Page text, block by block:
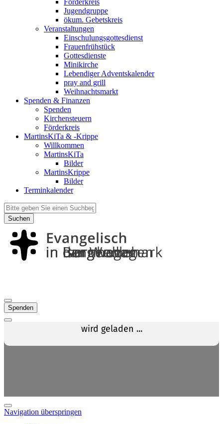
Jugendgruppe
ökum. Gebetskreis
Veranstaltungen
Einschulungsgottesdienst
Frauenfrühstück
Gottesdienste
Minikirche
Lebendiger Adventskalender
pray and grill
Weihnachtsmarkt
Spenden & Finanzen
Spenden
Kirchensteuern
Förderkreis
MartinsKiTa & -Krippe
Willkommen
MartinsKiTa
Bilder
MartinsKrippe
Bilder
Terminkalender
Suchen
Spenden
Navigation überspringen